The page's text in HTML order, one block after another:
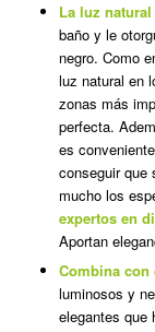
La luz natural
baño y le
negro. Como
luz natural en
zonas más
perfecta.
es
conseguir que
mucho los
expertos en
Aportan
Combina con
luminosos y
elegantes que